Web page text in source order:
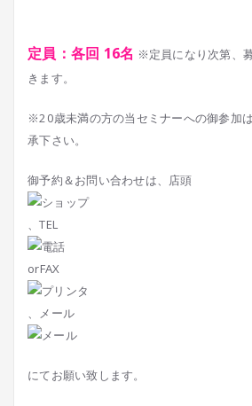
定員：各回 16名 ※定員になり次第、
きます。
※20歳未満の方の当セミナーへの御参加
承下さい。
御予約＆お問い合わせは、店頭
、TEL
orFAX
、メール
にてお願い致します。